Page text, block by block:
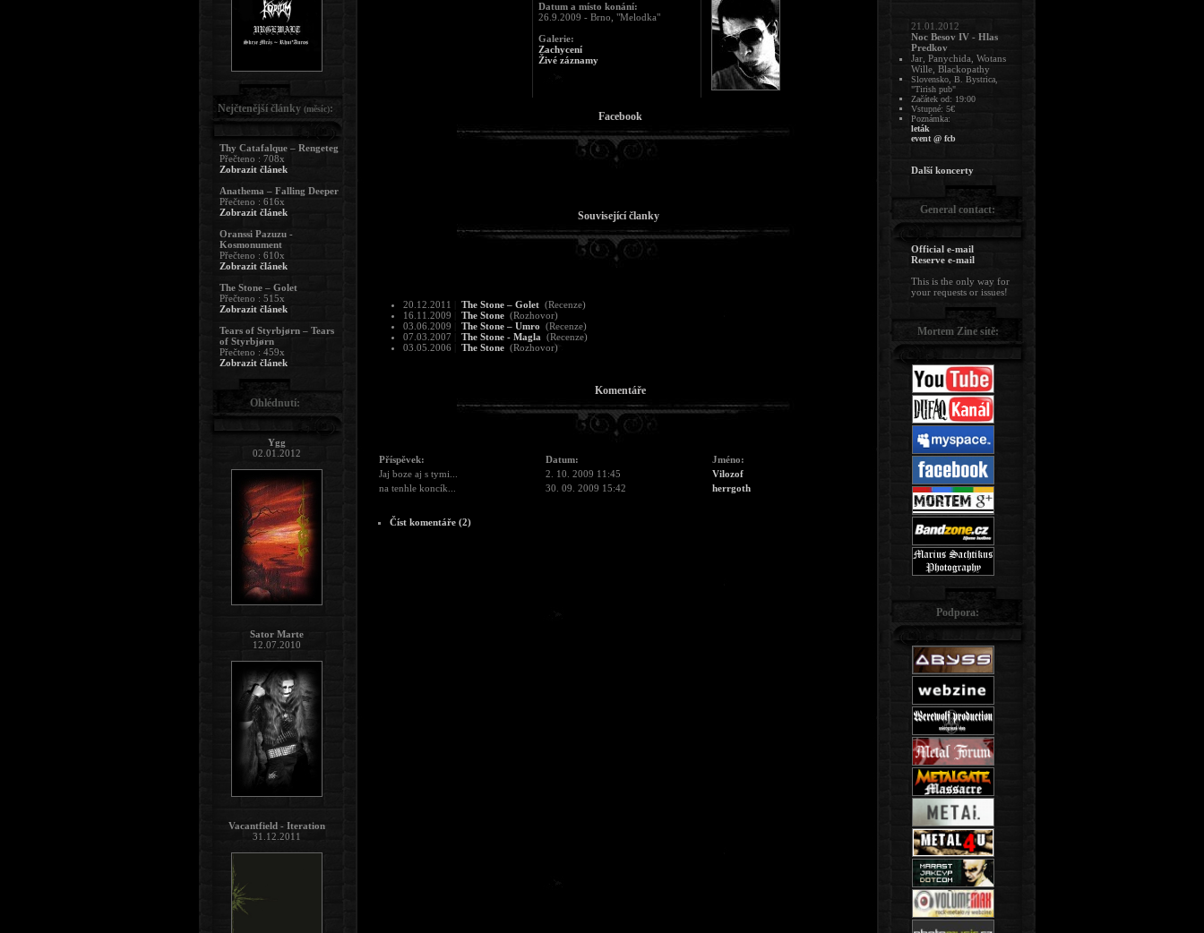
Datum a místo konání:
26.9.2009 - Brno, "Melodka"
Galerie:
Zachycení
Živé záznamy
Facebook
Související članky
20.12.2011 The Stone – Golet (Recenze)
16.11.2009
The Stone (Rozhovor)
03.06.2009
The Stone – Umro (Recenze)
07.03.2007
The Stone - Magla (Recenze)
03.05.2006
The Stone (Rozhovor)
Komentáře
Příspěvek: Datum:
Jméno:
Jaj boze aj s tymi...
2. 10. 2009 11:45
Vilozof
na tenhle koncík...
30. 09. 2009 15:42 herrgoth
Číst komentáře (2)
Nejčtenější články (měsíc):
Thy Catafalque – Rengeteg
Přečteno : 708x
Zobrazit článek
Anathema – Falling Deeper
Přečteno : 616x
Zobrazit článek
Oranssi Pazuzu -
Kosmonument
Přečteno : 610x
Zobrazit článek
The Stone – Golet
Přečteno : 515x
Zobrazit článek
Tears of Styrbjørn – Tears
of Styrbjørn
Přečteno : 459x
Zobrazit článek
Ohlédnutí:
Ygg
02.01.2012
Sator Marte
12.07.2010
Vacantfield - Iteration
31.12.2011
21.01.2012
Noc Besov IV - Hlas
Predkov
Jar, Panychida, Wotans
Wille, Blackopathy
Slovensko, B. Bystrica,
"Tirish pub"
Začátek od: 19:00
Vstupné: 5€
Poznámka:
leták
event @ fcb
Další koncerty
General contact:
Official e-mail
Reserve e-mail
This is the only way for
your requests or issues!
Mortem Zine sítě:
Podpora: